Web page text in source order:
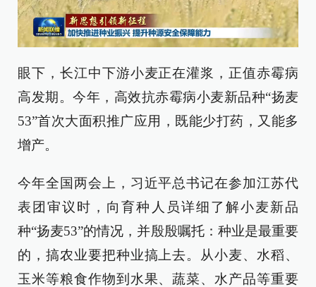
眼下，长江中下游小麦正在灌浆，正值赤霉病
高发期。今年，高效抗赤霉病小麦新品种“扬麦
53”首次大面积推广应用，既能少打药，又能多
增产。
今年全国两会上，习近平总书记在参加江苏代
表团审议时，向育种人员详细了解小麦新品
种“扬麦53”的情况，并殷殷嘱托：种业是最重要
的，搞农业要把种业搞上去。从小麦、水稻、
玉米等粮食作物到水果、蔬菜、水产品等重要